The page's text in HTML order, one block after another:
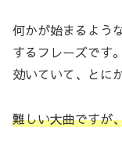
何かが始まるよう
するフレーズです
効いていて、とに
難しい大曲ですが